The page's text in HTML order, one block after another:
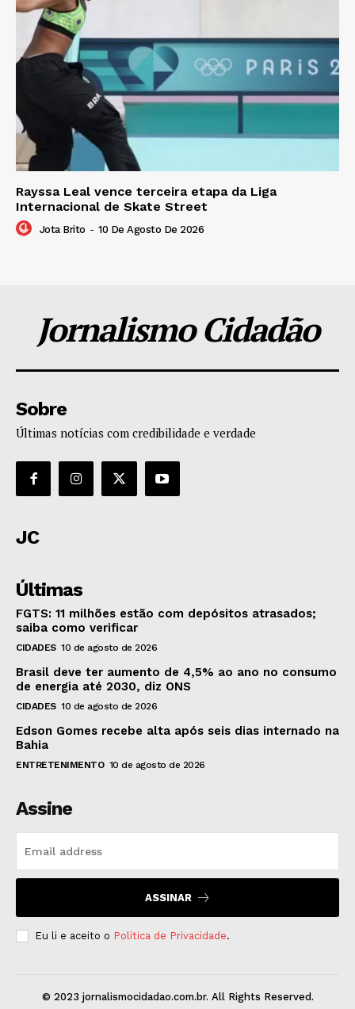
Rayssa Leal vence terceira etapa da Liga
Internacional de Skate Street
Jota Brito - 10 De Agosto De 2026
Jornalismo Cidadão
Sobre
Últimas notícias com credibilidade e verdade
JC
Últimas
FGTS: 11 milhões estão com depósitos atrasados;
saiba como verificar
CIDADES 10 de agosto de 2026
Brasil deve ter aumento de 4,5% ao ano no consumo
de energia até 2030, diz ONS
CIDADES 10 de agosto de 2026
Edson Gomes recebe alta após seis dias internado na
Bahia
ENTRETENIMENTO 10 de agosto de 2026
Assine
ASSINAR
Eu li e aceito o Politica de Privacidade.
© 2023 jornalismocidadao.com.br. All Rights Reserved.